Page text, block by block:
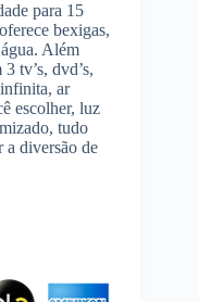
para 15
bexigas,
Além
tv’s, dvd’s,
ar
escolher, luz
tudo
a diversão de